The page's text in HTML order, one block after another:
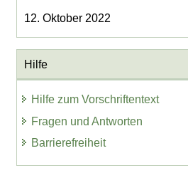
12. Oktober 2022
Hilfe
Hilfe zum Vorschriftentext
Fragen und Antworten
Barrierefreiheit